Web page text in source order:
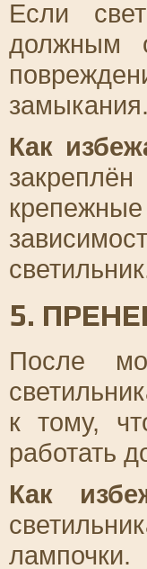
Если
должным
замыкания.
Как
5.
После
к тому,
работать
Как